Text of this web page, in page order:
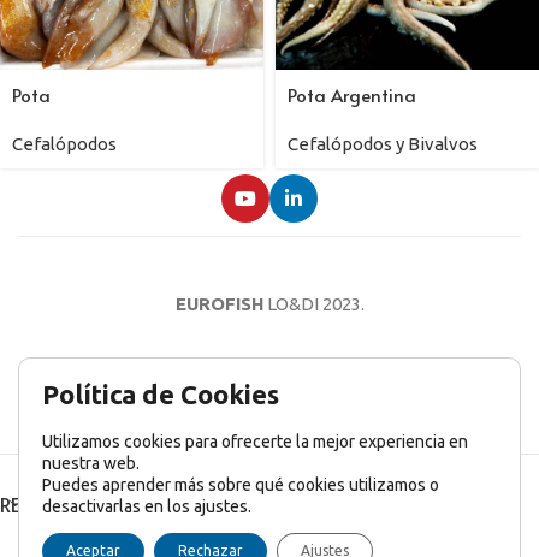
Pota
Cefalópodos
Pota Argentina
Cefalópodos y Bivalvos
EUROFISHLO&DI 2023.
AVISO LEGAL POLÍTICA DE PRIVACIDAD
RECENT POSTS
Política de Cookies
Utilizamos cookies para ofrecerte la mejor experiencia en
nuestra web.
Puedes aprender más sobre qué cookies utilizamos o
desactivarlas en los ajustes.
Aceptar Rechazar Ajustes
English Inglés) Français(Francés